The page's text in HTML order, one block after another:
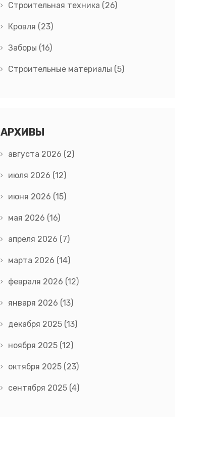
Строительная техника (26)
Кровля (23)
Заборы (16)
Строительные материалы (5)
АРХИВЫ
августа 2026 (2)
июля 2026 (12)
июня 2026 (15)
мая 2026 (16)
апреля 2026 (7)
марта 2026 (14)
февраля 2026 (12)
января 2026 (13)
декабря 2025 (13)
ноября 2025 (12)
октября 2025 (23)
сентября 2025 (4)